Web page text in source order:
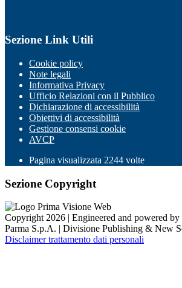
Sezione Link Utili
Cookie policy
Note legali
Informativa Privacy
Ufficio Relazioni con il Pubblico
Dichiarazione di accessibilità
Obiettivi di accessibilità
Gestione consensi cookie
AVCP
Pagina visualizzata 2244 volte
Sezione Copyright
Copyright 2026 | Engineered and powered
Parma S.p.A. | Divisione Publishing & New
Disclaimer trattamento dati personali